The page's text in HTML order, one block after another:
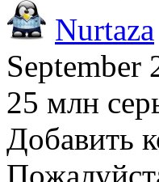
Nurtaza
September
25 млн
Добавить